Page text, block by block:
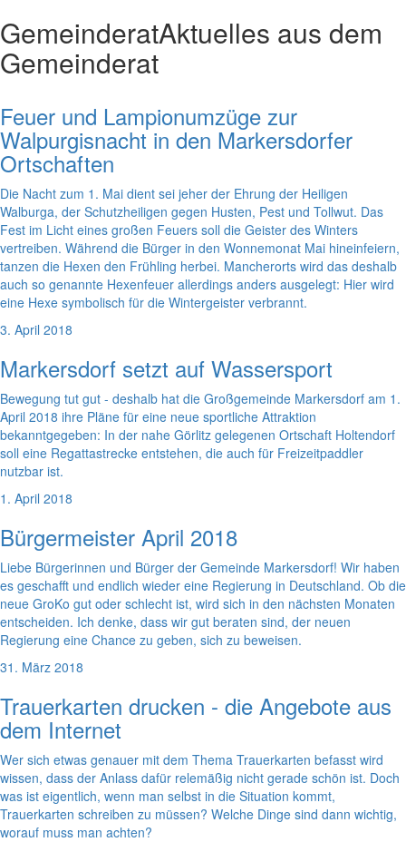
GemeinderatAktuelles aus dem
Gemeinderat
Feuer und Lampionumzüge zur
Walpurgisnacht in den Markersdorfer
Ortschaften
Die Nacht zum 1. Mai dient sei jeher der Ehrung der Heiligen
Walburga, der Schutzheiligen gegen Husten, Pest und Tollwut. Das
Fest im Licht eines großen Feuers soll die Geister des Winters
vertreiben. Während die Bürger in den Wonnemonat Mai hineinfeiern,
tanzen die Hexen den Frühling herbei. Mancherorts wird das deshalb
auch so genannte Hexenfeuer allerdings anders ausgelegt: Hier wird
eine Hexe symbolisch für die Wintergeister verbrannt.
3. April 2018
Markersdorf setzt auf Wassersport
Bewegung tut gut - deshalb hat die Großgemeinde Markersdorf am 1.
April 2018 ihre Pläne für eine neue sportliche Attraktion
bekanntgegeben: In der nahe Görlitz gelegenen Ortschaft Holtendorf
soll eine Regattastrecke entstehen, die auch für Freizeitpaddler
nutzbar ist.
1. April 2018
Bürgermeister April 2018
Liebe Bürgerinnen und Bürger der Gemeinde Markersdorf! Wir haben
es geschafft und endlich wieder eine Regierung in Deutschland. Ob die
neue GroKo gut oder schlecht ist, wird sich in den nächsten Monaten
entscheiden. Ich denke, dass wir gut beraten sind, der neuen
Regierung eine Chance zu geben, sich zu beweisen.
31. März 2018
Trauerkarten drucken - die Angebote aus
dem Internet
Wer sich etwas genauer mit dem Thema Trauerkarten befasst wird
wissen, dass der Anlass dafür relemäßig nicht gerade schön ist. Doch
was ist eigentlich, wenn man selbst in die Situation kommt,
Trauerkarten schreiben zu müssen? Welche Dinge sind dann wichtig,
worauf muss man achten?